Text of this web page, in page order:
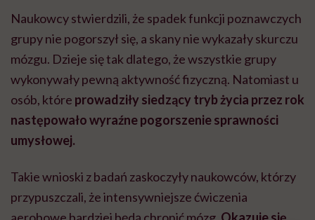
Naukowcy stwierdzili, że spadek funkcji poznawczych
grupy nie pogorszył się, a skany nie wykazały skurczu
mózgu. Dzieje się tak dlatego, że wszystkie grupy
wykonywały pewną aktywność fizyczną. Natomiast u
osób, które prowadziły siedzący tryb życia przez rok
następowało wyraźne pogorszenie sprawności
umysłowej.
Takie wnioski z badań zaskoczyły naukowców, którzy
przypuszczali, że intensywniejsze ćwiczenia